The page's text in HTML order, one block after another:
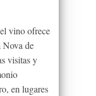
vino ofrece
Nova de
visitas y
en lugares